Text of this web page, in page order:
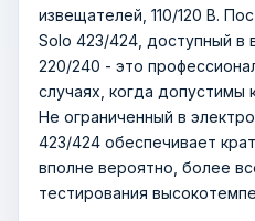
извещателей, 110/120 В.
Solo 423/424, доступный в
220/240 - это
случаях, когда допустимы
Не ограниченный в
423/424 обеспечивает
вполне вероятно, более
тестирования